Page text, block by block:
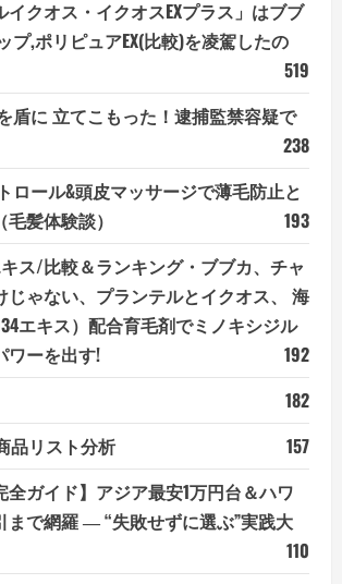
イクオス・イクオスEXプラス」はブブ
プ,ポリピュアEX(比較)を凌駕したの
519
盾に 立てこもった！逮捕監禁容疑で
238
ロール&頭皮マッサージで薄毛防止と
髪体験談）
193
ス/比較＆ランキング・ブブカ、チャ
じゃない、プランテルとイクオス、 海
エキス）配合育毛剤でミノキシジル
ワーを出す!
192
182
品リスト分析
157
全ガイド】アジア最安1万円台＆ハワ
まで網羅 ― “失敗せずに選ぶ”実践大
110